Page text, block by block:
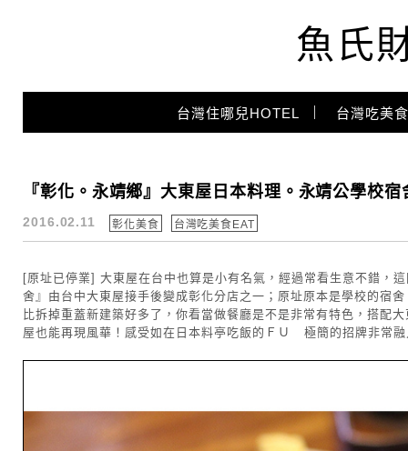
魚氏
台灣住哪兒HOTEL 台灣吃美
永靖鄉
『彰化。永靖鄉』大東屋日本料理。永靖公學校
2016.02.11 彰化美食 台灣吃美食EAT
[原址已停業] 大東屋在台中也算是小有名氣，經過常看生意不錯，
舍』由台中大東屋接手後變成彰化分店之一；原址原本是學校的宿
比拆掉重蓋新建築好多了，你看當做餐廳是不是非常有特色，搭配
屋也能再現風華！感受如在日本料亭吃飯的ＦＵ 極簡的招牌非常